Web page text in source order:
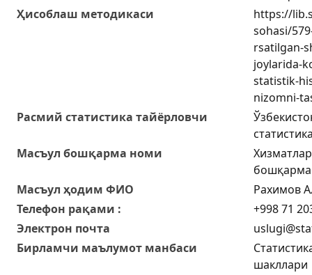
Ҳисоблаш методикаси
https://
sohasi/
rsatilgan-
joylarida-
statistik-
nizomni-
Расмий статистика тайёрловчи
Масъул бошқарма номи
Масъул ҳодим ФИО
Рахимов
Телефон рақами :
+998 71
Электрон почта
Бирламчи маълумот манбаси
шакллари